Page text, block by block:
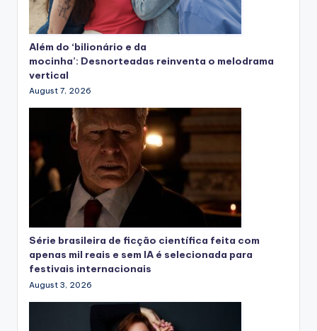
Além do ‘bilionário e da
mocinha’: Desnorteadas reinventa o melodrama
vertical
August 7, 2026
Série brasileira de ficção científica feita com
apenas mil reais e sem IA é selecionada para
festivais internacionais
August 3, 2026